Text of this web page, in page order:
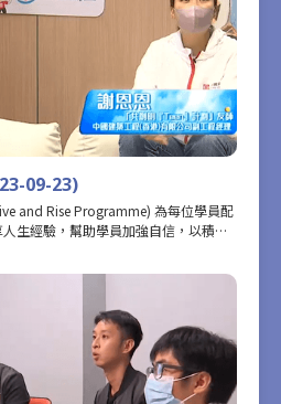
09-23)
and Rise Programme) 為每位學員配
生經驗，幫助學員加強自信，以積極
學員和友師的相處點滴。最後一集記錄
友師、土木工程師謝恩恩在這一年以
Teen』計劃」如何以實際行動，扶助
上游！